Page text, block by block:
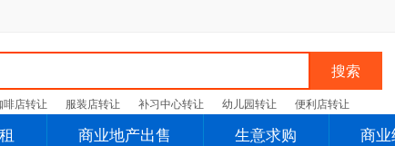
搜索
啡店转让 服装店转让 补习中心转让 幼儿园转让 便利店转让
商业地产出售 生意求购 商业